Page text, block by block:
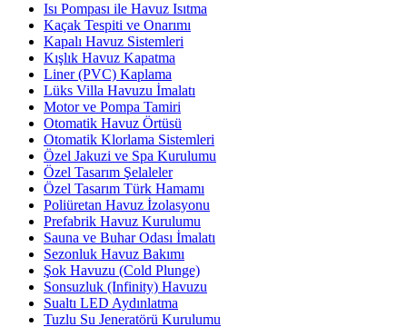
Isı Pompası ile Havuz Isıtma
Kaçak Tespiti ve Onarımı
Kapalı Havuz Sistemleri
Kışlık Havuz Kapatma
Liner (PVC) Kaplama
Lüks Villa Havuzu İmalatı
Motor ve Pompa Tamiri
Otomatik Havuz Örtüsü
Otomatik Klorlama Sistemleri
Özel Jakuzi ve Spa Kurulumu
Özel Tasarım Şelaleler
Özel Tasarım Türk Hamamı
Poliüretan Havuz İzolasyonu
Prefabrik Havuz Kurulumu
Sauna ve Buhar Odası İmalatı
Sezonluk Havuz Bakımı
Şok Havuzu (Cold Plunge)
Sonsuzluk (Infinity) Havuzu
Sualtı LED Aydınlatma
Tuzlu Su Jeneratörü Kurulumu